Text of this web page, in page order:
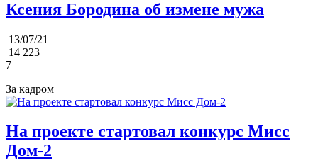
Ксения Бородина об измене мужа
13/07/21
14 223
7
За кадром
На проекте стартовал конкурс Мисс
Дом-2